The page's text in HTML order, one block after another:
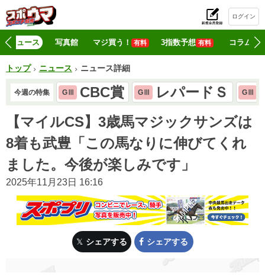
ログイン
ニュース 写真館 マジ買う！ 有料 3指数予想 有料 コラム
トップ ニュース ニュース詳細
今週の特集 GⅢ CBC賞 GⅢ レパードＳ GⅢ
【マイルCS】3歳馬マジックサンズは
8着も武豊「この馬なりに伸びてくれ
ました。今後が楽しみです」
2025年11月23日 16:16
シェアする シェアする